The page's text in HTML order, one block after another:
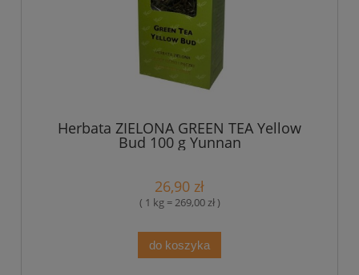
Herbata ZIELONA GREEN TEA Yellow
Bud 100 g Yunnan
26,90 zł
( 1 kg = 269,00 zł )
do koszyka